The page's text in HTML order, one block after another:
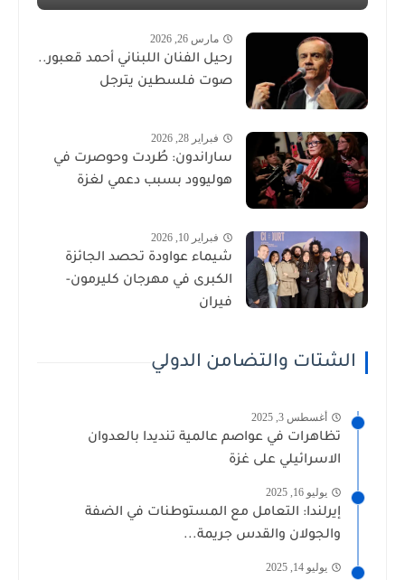
مارس 26, 2026
رحيل الفنان اللبناني أحمد قعبور..
صوت فلسطين يترجل
فبراير 28, 2026
ساراندون: طُردت وحوصرت في
هوليوود بسبب دعمي لغزة
فبراير 10, 2026
شيماء عواودة تحصد الجائزة
الكبرى في مهرجان كليرمون-
فيران
الشتات والتضامن الدولي
أغسطس 3, 2025
تظاهرات في عواصم عالمية تنديدا بالعدوان
الاسرائيلي على غزة
يوليو 16, 2025
إيرلندا: التعامل مع المستوطنات في الضفة
والجولان والقدس جريمة...
يوليو 14, 2025